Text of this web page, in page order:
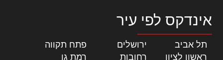
אינדקס לפי עיר
תל אביב ירושלים פתח תקווה
ראשון לציון
רחובות רמת גן